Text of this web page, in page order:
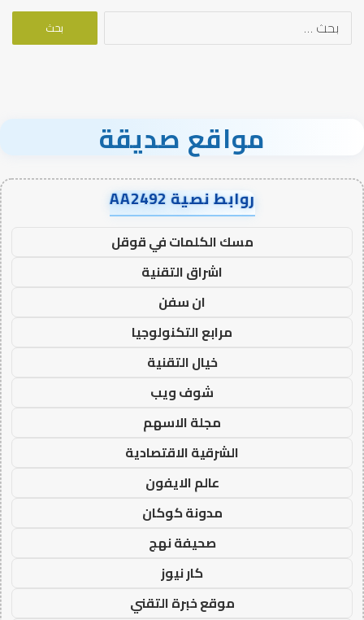
البحث
مواقع صديقة
روابط نصية AA2492
مسك الكلمات في قوقل
اشراق التقنية
ان سفن
مرابع التكنولوجيا
خيال التقنية
شوف ويب
مجلة الاسهم
الشرقية الاقتصادية
عالم الايفون
مدونة كوكان
صحيفة نهج
كار نيوز
موقع خبرة التقني